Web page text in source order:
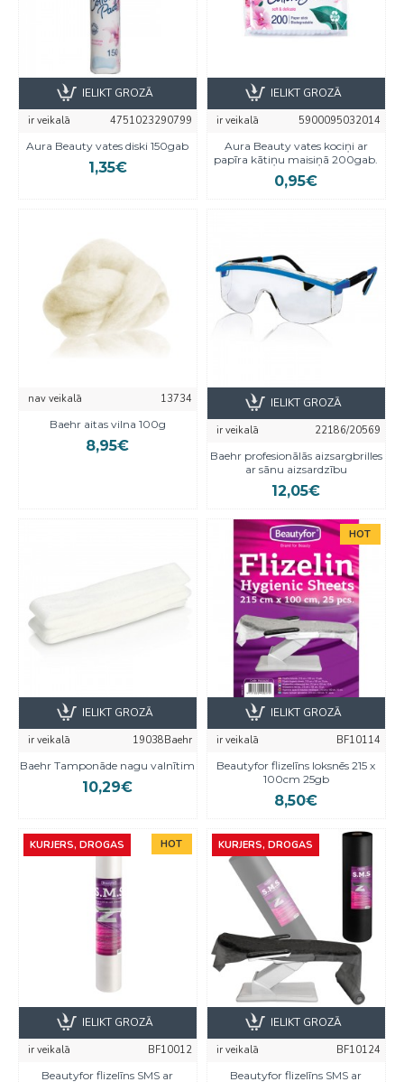
ir veikalā
4751023290799
Aura Beauty vates diski 150gab
1,35€
IELIKT GROZĀ
ir veikalā
5900095032014
Aura Beauty vates kociņi ar
papīra kātiņu maisiņā 200gab.
0,95€
IELIKT GROZĀ
nav veikalā
13734
Baehr aitas vilna 100g
8,95€
ir veikalā
22186/20569
Baehr profesionālās aizsargbrilles
ar sānu aizsardzību
12,05€
IELIKT GROZĀ
ir veikalā
19038Baehr
Baehr Tamponāde nagu valnītim
10,29€
IELIKT GROZĀ
HOT
ir veikalā
BF10114
Beautyfor flizelīns loksnēs 215 x
100cm 25gb
8,50€
IELIKT GROZĀ
HOT
KURJERS, DROGAS
ir veikalā
BF10012
Beautyfor flizelīns SMS ar
IELIKT GROZĀ
KURJERS, DROGAS
ir veikalā
BF10124
Beautyfor flizelīns SMS ar
IELIKT GROZĀ